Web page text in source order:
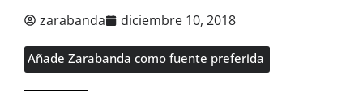
zarabanda diciembre 10, 2018
Añade Zarabanda como fuente preferida